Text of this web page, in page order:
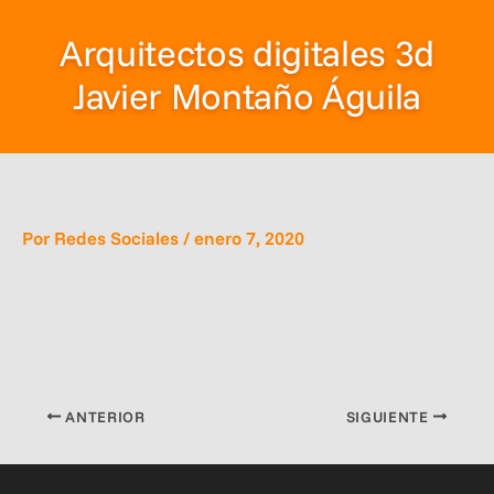
Arquitectos digitales 3d
Javier Montaño Águila
Por Redes Sociales / enero 7, 2020
ANTERIOR SIGUIENTE